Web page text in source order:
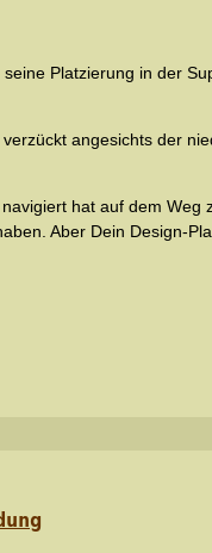
Platzierung in der
angesichts der
hat auf dem
Aber Dein Design-